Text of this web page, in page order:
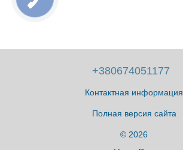
+380674051177
Контактная информация
Полная версия сайта
© 2026